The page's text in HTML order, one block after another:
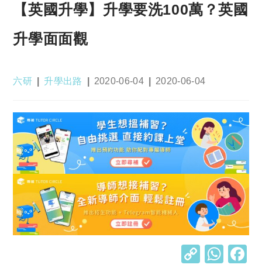
【英國升學】升學要洗100萬？英國
升學面面觀
Post
六研
Post
升學出路
Post
2020-06-04
Post
2020-06-04
C W